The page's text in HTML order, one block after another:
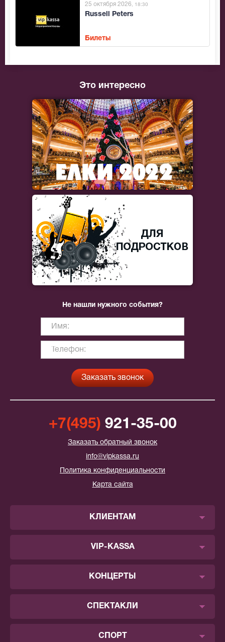
Russell Peters
25 октября 2026 , 18:30
Билеты
Это интересно
Не нашли нужного события?
+7(495) 921-35-00
Заказать обратный звонок
info@vipkassa.ru
Политика конфиденциальности
Карта сайта
КЛИЕНТАМ
VIP-KASSA
КОНЦЕРТЫ
СПЕКТАКЛИ
СПОРТ